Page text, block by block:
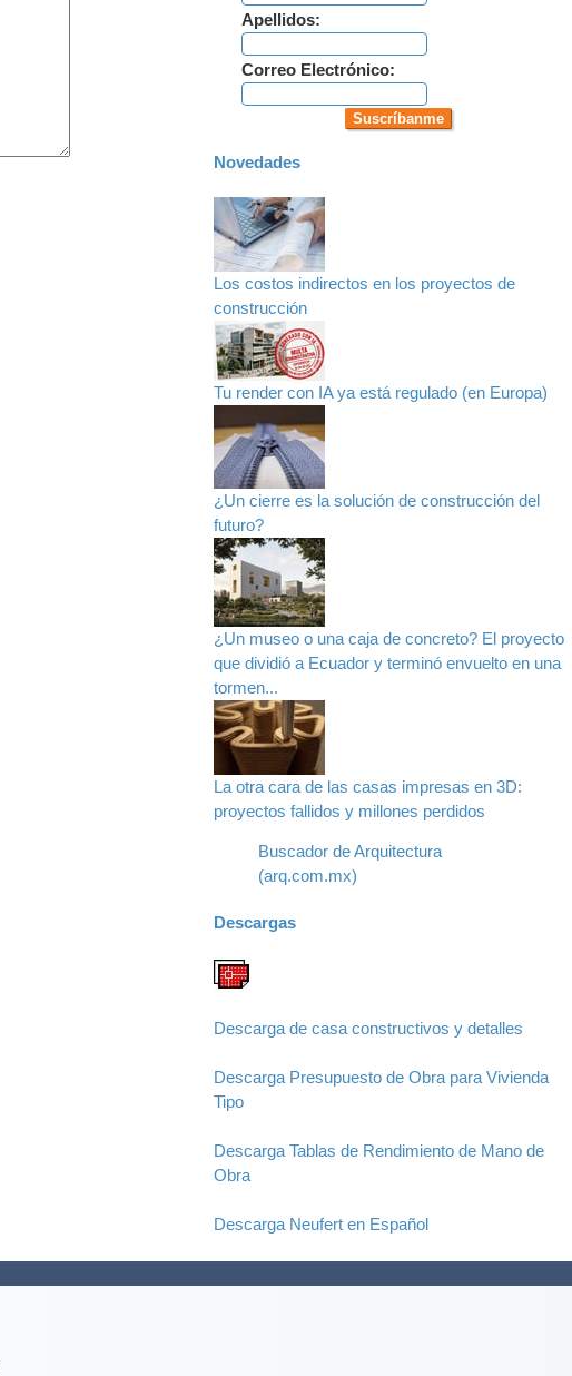
Apellidos:
Correo Electrónico:
Novedades
Los costos indirectos en los proyectos de
construcción
Tu render con IA ya está regulado (en Europa)
¿Un cierre es la solución de construcción del
futuro?
¿Un museo o una caja de concreto? El proyecto
que dividió a Ecuador y terminó envuelto en una
tormen...
La otra cara de las casas impresas en 3D:
proyectos fallidos y millones perdidos
Buscador de Arquitectura
(arq.com.mx)
Descargas
Descarga de casa constructivos y detalles
Descarga Presupuesto de Obra para Vivienda
Tipo
Descarga Tablas de Rendimiento de Mano de
Obra
Descarga Neufert en Español